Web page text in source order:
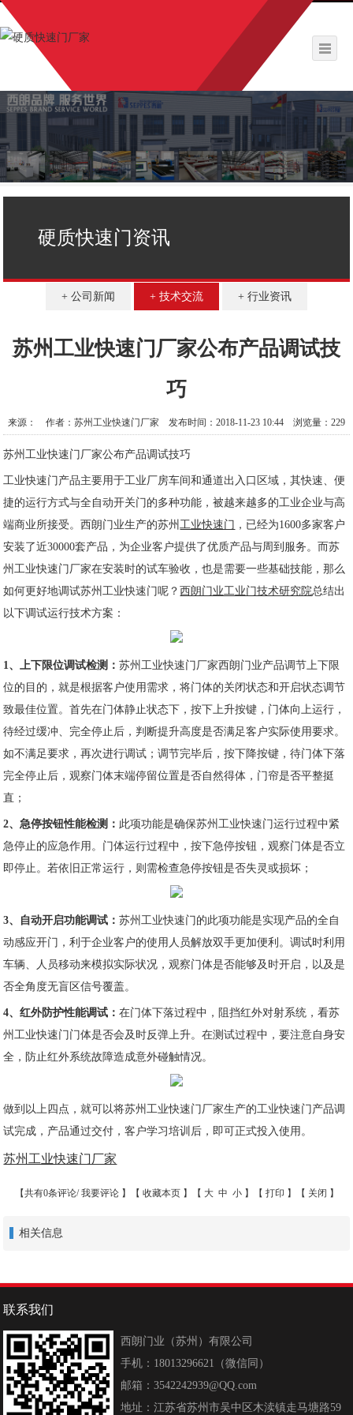
硬质快速门资讯
公司新闻 技术交流 行业资讯
苏州工业快速门厂家公布产品调试技
巧
来源： 作者：苏州工业快速门厂家 发布时间：2018-11-23 10:44 浏览量：229
苏州工业快速门厂家公布产品调试技巧
工业快速门产品主要用于工业厂房车间和通道出入口区域，其快速、便
捷的运行方式与全自动开关门的多种功能，被越来越多的工业企业与高
端商业所接受。西朗门业生产的苏州工业快速门 ，已经为1600多家客户
安装了近30000套产品，为企业客户提供了优质产品与周到服务。而苏
州工业快速门厂家在安装时的试车验收，也是需要一些基础技能，那么
如何更好地调试苏州工业快速门呢？西朗门业工业门技术研究院总结出
以下调试运行技术方案：
1、上下限位调试检测：苏州工业快速门厂家西朗门业产品调节上下限
位的目的，就是根据客户使用需求，将门体的关闭状态和开启状态调节
致最佳位置。首先在门体静止状态下，按下上升按键，门体向上运行，
待经过缓冲、完全停止后，判断提升高度是否满足客户实际使用要求。
如不满足要求，再次进行调试；调节完毕后，按下降按键，待门体下落
完全停止后，观察门体末端停留位置是否自然得体，门帘是否平整挺
直；
2、急停按钮性能检测： 此项功能是确保苏州工业快速门运行过程中紧
急停止的应急作用。门体运行过程中，按下急停按钮，观察门体是否立
即停止。若依旧正常运行，则需检查急停按钮是否失灵或损坏；
3、自动开启功能调试：苏州工业快速门 的此项功能是实现产品的全自
动感应开门，利于企业客户的使用人员解放双手更加便利。调试时利用
车辆、人员移动来模拟实际状况，观察门体是否能够及时开启，以及是
否全角度无盲区信号覆盖。
4、红外防护性能调试：在门体下落过程中，阻挡红外对射系统，看苏
州工业快速门 门体是否会及时反弹上升。在测试过程中，要注意自身安
全，防止红外系统故障造成意外碰触情况。
做到以上四点，就可以将苏州工业快速门厂家生产的工业快速门产品调
试完成，产品通过交付，客户学习培训后，即可正式投入使用。
苏州工业快速门厂家
【共有0条评论/ 我要评论 】【 收藏本页 】【 大 中 小 】【 打印 】【 关闭 】
相关信息
联系我们
西朗门业（苏州）有限公司
手机：18013296621（微信同）
邮箱：3542242939@QQ.com
地址：江苏省苏州市吴中区木渎镇走马塘路59